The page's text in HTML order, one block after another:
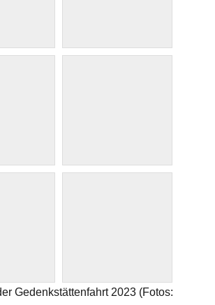
Gedenkstättenfahrt 2023 (Fotos: